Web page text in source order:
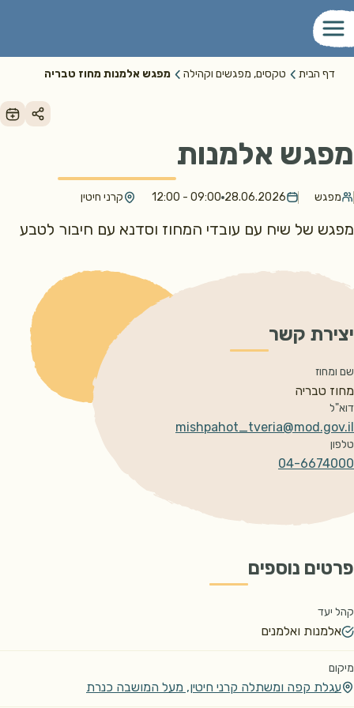
דף הבית טקסים, מפגשים וקהילה מפגש אלמנות מחוז טבריה
מפגש אלמנות
מפגש 28.06.2026
09:00 - 12:00 קרני חיטין
מפגש של שיח עם עובדי המחוז וסדנא עם חיבור לטבע
יצירת קשר
שם ומחוז
מחוז טבריה
דוא"ל
mishpahot_tveria@mod.gov.il
טלפון
04-6674000​
פרטים נוספים
קהל יעד
אלמנות ואלמנים
מיקום
עגלת קפה ומשתלה קרני חיטין, מעל המושבה כנרת